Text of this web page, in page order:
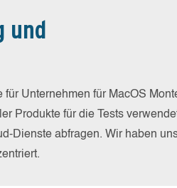
und
Unternehmen für MacOS
Produkte für die Tests
Dienste abfragen. Wir haben